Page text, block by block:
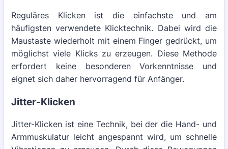
Reguläres Klicken ist die einfachste und am
häufigsten verwendete Klicktechnik. Dabei wird die
Maustaste wiederholt mit einem Finger gedrückt, um
möglichst viele Klicks zu erzeugen. Diese Methode
erfordert keine besonderen Vorkenntnisse und
eignet sich daher hervorragend für Anfänger.
Jitter-Klicken
Jitter-Klicken ist eine Technik, bei der die Hand- und
Armmuskulatur leicht angespannt wird, um schnelle